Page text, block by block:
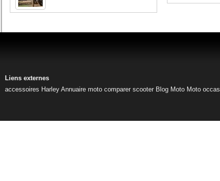
Liens externes
accessoires Harley Annuaire moto comparer scooter Blog Moto Moto